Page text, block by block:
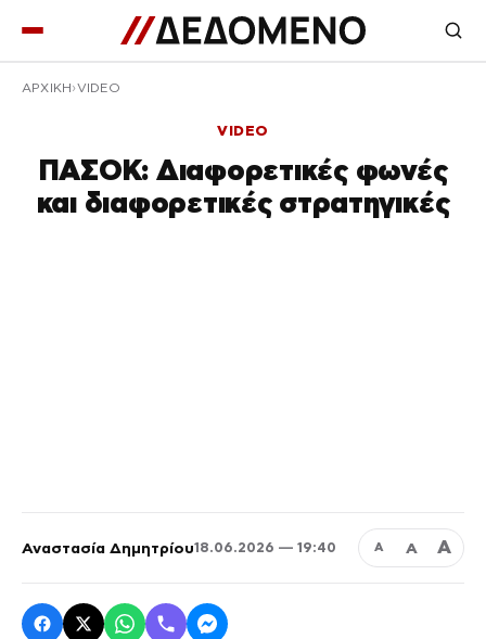
ΑΡΧΙΚΉ VIDEO
VIDEO
ΠΑΣΟΚ: Διαφορετικές φωνές
και διαφορετικές στρατηγικές
Αναστασία Δημητρίου18.06.2026 — 19:40 Α Α Α